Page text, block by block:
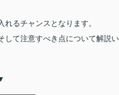
るチャンスとなります。
して注意すべき点について解説い